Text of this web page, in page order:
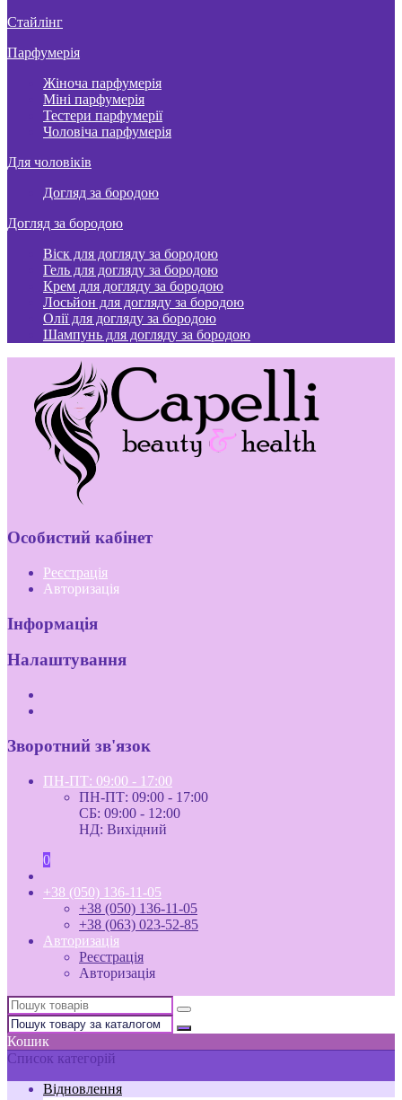
Стайлінг
Парфумерія
Жіноча парфумерія
Міні парфумерія
Тестери парфумерії
Чоловіча парфумерія
Для чоловіків
Догляд за бородою
Догляд за бородою
Віск для догляду за бородою
Гель для догляду за бородою
Крем для догляду за бородою
Лосьйон для догляду за бородою
Олії для догляду за бородою
Шампунь для догляду за бородою
Особистий кабінет
Реєстрація
Авторизація
Інформація
Налаштування
Зворотний зв'язок
ПН-ПТ: 09:00 - 17:00
ПН-ПТ: 09:00 - 17:00
СБ: 09:00 - 12:00
НД: Вихідний
0
+38 (050) 136-11-05
+38 (050) 136-11-05
+38 (063) 023-52-85
Авторизація
Реєстрація
Авторизація
Кошик
Список категорій
Відновлення